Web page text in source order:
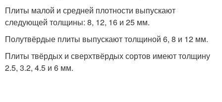
Плиты малой и средней плотности выпускают
следующей толщины: 8, 12, 16 и 25 мм.
Полутвёрдые плиты выпускают толщиной 6, 8 и 12 мм.
Плиты твёрдых и сверхтвёрдых сортов имеют толщину
2.5, 3.2, 4.5 и 6 мм.